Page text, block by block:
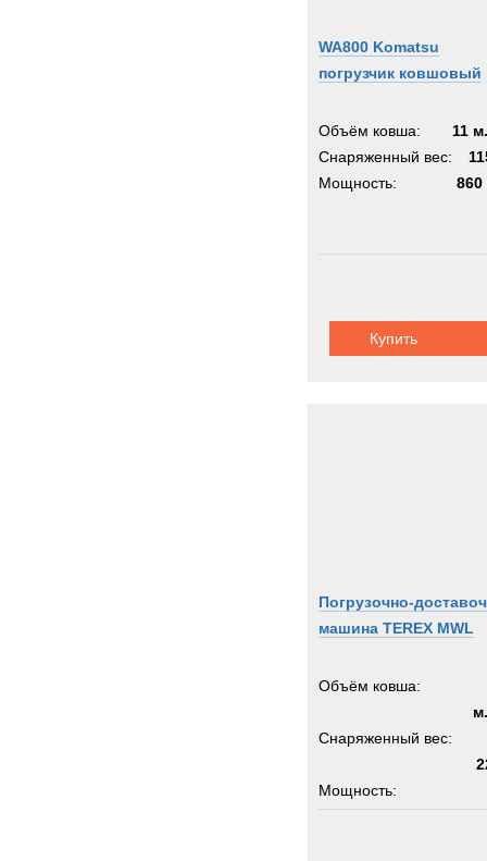
WA800 Komatsu
погрузчик ковшовый
Объём ковша:
11
Снаряженный вес:
Мощность:
860
Купить
Погрузочно-
машина TEREX MWL
Объём ковша:
Снаряженный вес:
Мощность: